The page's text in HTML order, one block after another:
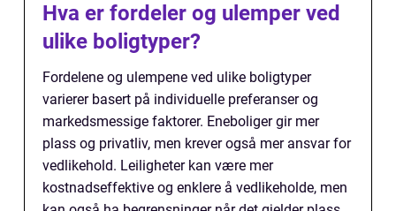
Hva er fordeler og ulemper ved
ulike boligtyper?
Fordelene og ulempene ved ulike boligtyper
varierer basert på individuelle preferanser og
markedsmessige faktorer. Eneboliger gir mer
plass og privatliv, men krever også mer ansvar for
vedlikehold. Leiligheter kan være mer
kostnadseffektive og enklere å vedlikeholde, men